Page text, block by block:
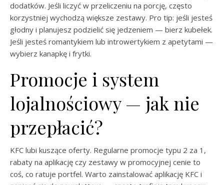
dodatków. Jeśli liczyć w przeliczeniu na porcję, często
korzystniej wychodzą większe zestawy. Pro tip: jeśli jesteś
głodny i planujesz podzielić się jedzeniem — bierz kubełek.
Jeśli jesteś romantykiem lub introwertykiem z apetytami —
wybierz kanapkę i frytki.
Promocje i system
lojalnościowy — jak nie
przepłacić?
KFC lubi kuszące oferty. Regularne promocje typu 2 za 1,
rabaty na aplikację czy zestawy w promocyjnej cenie to
coś, co ratuje portfel. Warto zainstalować aplikację KFC i